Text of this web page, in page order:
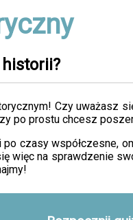
Czy uważasz
po prostu chcesz
czasy współczesne,
więc na sprawdzenie